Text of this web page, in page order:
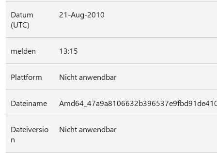
Datum
(UTC)
21-Aug-2010
melden 13:15
Plattform Nicht anwendbar
Dateiname
Dateiversio
n
Nicht anwendbar